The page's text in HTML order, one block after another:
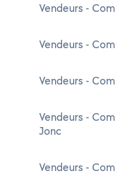
Vendeurs -
Vendeurs -
Vendeurs -
Vendeurs -
Jonc
Vendeurs -